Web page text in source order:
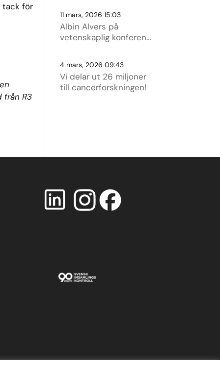
tack för
från R3
11 mars, 2026 15:03
Albin Alvers på
vetenskaplig konferens i
4 mars, 2026 09:43
Vi delar ut 26 miljoner
till cancerforskningen!